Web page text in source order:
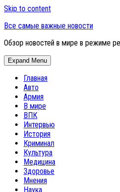
Skip to content
Все самые важные новости
Обзор новостей в мире в режиме
Expand Menu
Главная
Авто
Армия
В мире
ВПК
Интервью
История
Криминал
Культура
Медицина
Здоровье
Мнения
Наука